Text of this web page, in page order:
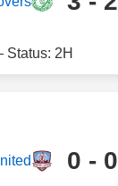
2H
0 - 0